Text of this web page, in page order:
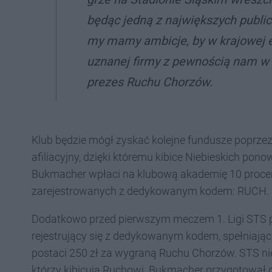
będąc jedną z największych
my mamy ambicje, by w krajowej
uznanej firmy z pewnością nam
prezes Ruchu Chorzów.
Klub będzie mógł zyskać kolejne fundusze
afiliacyjny, dzięki któremu kibice Niebieskich
Bukmacher wpłaci na klubową akademię 10
zarejestrowanych z dedykowanym kodem: RUCH.
Dodatkowo przed pierwszym meczem 1. Ligi
rejestrujący się z dedykowanym kodem,
postaci 250 zł za wygraną Ruchu Chorzów. STS